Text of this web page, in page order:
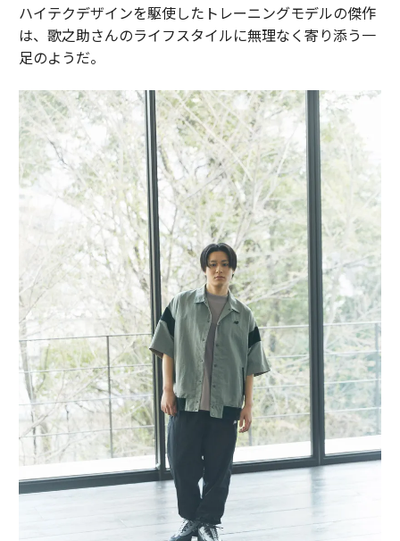
ハイテクデザインを駆使したトレーニングモデルの傑作
は、歌之助さんのライフスタイルに無理なく寄り添う一
足のようだ。